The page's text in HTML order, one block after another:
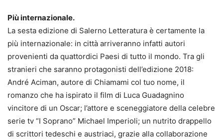
Più internazionale.
La sesta edizione di Salerno Letteratura è certamente la
più internazionale: in città arriveranno infatti autori
provenienti da quattordici Paesi di tutto il mondo. Tra gli
stranieri che saranno protagonisti dell’edizione 2018:
André Aciman, autore di Chiamami col tuo nome, il
romanzo che ha ispirato il film di Luca Guadagnino
vincitore di un Oscar; l’attore e sceneggiatore della celebre
serie tv “I Soprano” Michael Imperioli; un nutrito drappello
di scrittori tedeschi e austriaci, grazie alla collaborazione